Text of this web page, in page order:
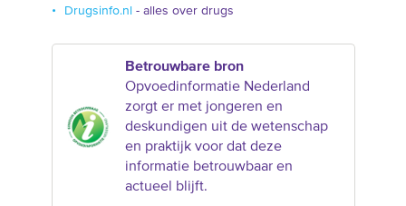
Drugsinfo.nl - alles over drugs
Betrouwbare bron
Opvoedinformatie Nederland
zorgt er met jongeren en
deskundigen uit de wetenschap
en praktijk voor dat deze
informatie betrouwbaar en
actueel blijft.